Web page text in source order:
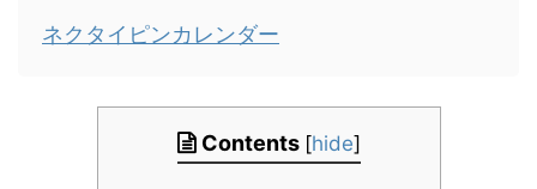
ネクタイピンカレンダー
Contents [hide]